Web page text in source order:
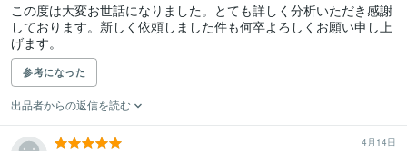
この度は大変お世話になりました。とても詳しく分析いただき感謝
しております。新しく依頼しました件も何卒よろしくお願い申し上
げます。
参考になった
出品者からの返信を読む
4月14日